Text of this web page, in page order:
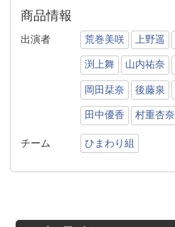
商品情報
出演者 荒巻美咲 上野遥
渕上舞 山内祐奈
岡田栞奈 後藤泉
田中優香 村重杏奈
チーム ひまわり組